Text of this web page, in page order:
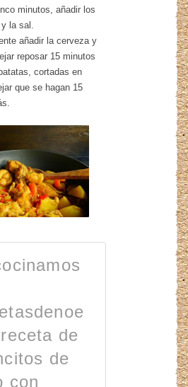
minutos, añadir los
la sal.
añadir la cerveza y
reposar 15 minutos
cortadas en
que se hagan 15
de
de
con